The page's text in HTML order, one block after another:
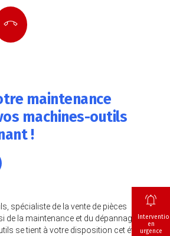
en
urgence
maintenance
machines-outils
!
spécialiste de la vente de pièces
de la maintenance et du dépannage
se tient à votre disposition cet été.